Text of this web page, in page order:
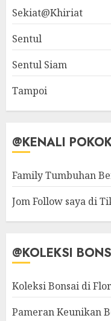
Sekiat@Khiriat
Sentul
Sentul Siam
Tampoi
@KENALI
Family Tumbuhan
Jom Follow saya di
@KOLEKSI
Koleksi Bonsai di
Pameran Keunikan